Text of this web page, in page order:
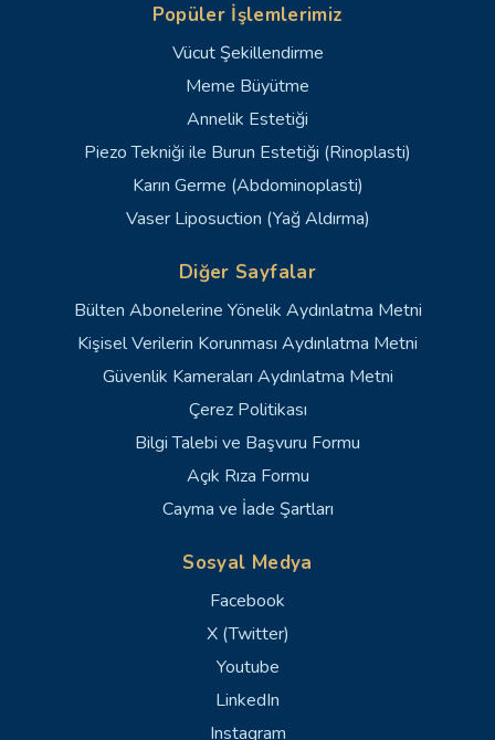
Popüler İşlemlerimiz
Vücut Şekillendirme
Meme Büyütme
Annelik Estetiği
Piezo Tekniği ile Burun Estetiği (Rinoplasti)
Karın Germe (Abdominoplasti)
Vaser Liposuction (Yağ Aldırma)
Diğer Sayfalar
Bülten Abonelerine Yönelik Aydınlatma Metni
Kişisel Verilerin Korunması Aydınlatma Metni
Güvenlik Kameraları Aydınlatma Metni
Çerez Politikası
Bilgi Talebi ve Başvuru Formu
Açık Rıza Formu
Cayma ve İade Şartları
Sosyal Medya
Facebook
X (Twitter)
Youtube
LinkedIn
Instagram